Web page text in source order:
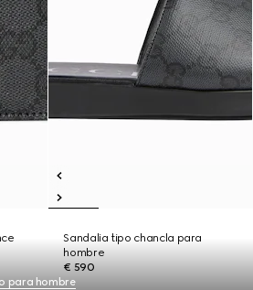
Sandalia tipo chancla para
hombre
€ 590
para hombre